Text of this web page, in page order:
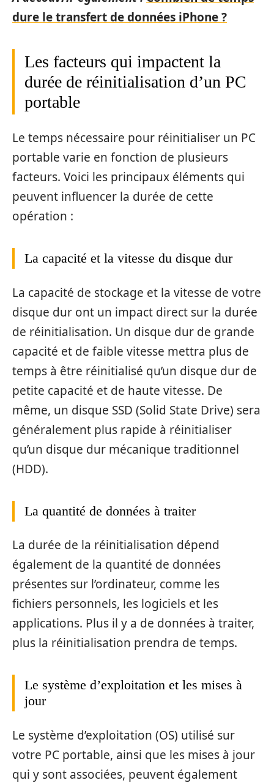
dure le transfert de données iPhone ?
Les facteurs qui impactent la
durée de réinitialisation d’un PC
portable
Le temps nécessaire pour réinitialiser un PC
portable varie en fonction de plusieurs
facteurs. Voici les principaux éléments qui
peuvent influencer la durée de cette
opération :
La capacité et la vitesse du disque dur
La capacité de stockage et la vitesse de votre
disque dur ont un impact direct sur la durée
de réinitialisation. Un disque dur de grande
capacité et de faible vitesse mettra plus de
temps à être réinitialisé qu’un disque dur de
petite capacité et de haute vitesse. De
même, un disque SSD (Solid State Drive) sera
généralement plus rapide à réinitialiser
qu’un disque dur mécanique traditionnel
(HDD).
La quantité de données à traiter
La durée de la réinitialisation dépend
également de la quantité de données
présentes sur l’ordinateur, comme les
fichiers personnels, les logiciels et les
applications. Plus il y a de données à traiter,
plus la réinitialisation prendra de temps.
Le système d’exploitation et les mises à
jour
Le système d’exploitation (OS) utilisé sur
votre PC portable, ainsi que les mises à jour
qui y sont associées, peuvent également